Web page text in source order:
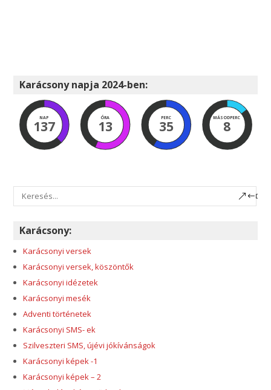
Karácsony napja 2024-ben:
NAP
137
ÓRA
13
PERC
35
MÁSODPERC
7
Karácsony:
Karácsonyi versek
Karácsonyi versek, köszöntők
Karácsonyi idézetek
Karácsonyi mesék
Adventi történetek
Karácsonyi SMS- ek
Szilveszteri SMS, újévi jókívánságok
Karácsonyi képek -1
Karácsonyi képek – 2